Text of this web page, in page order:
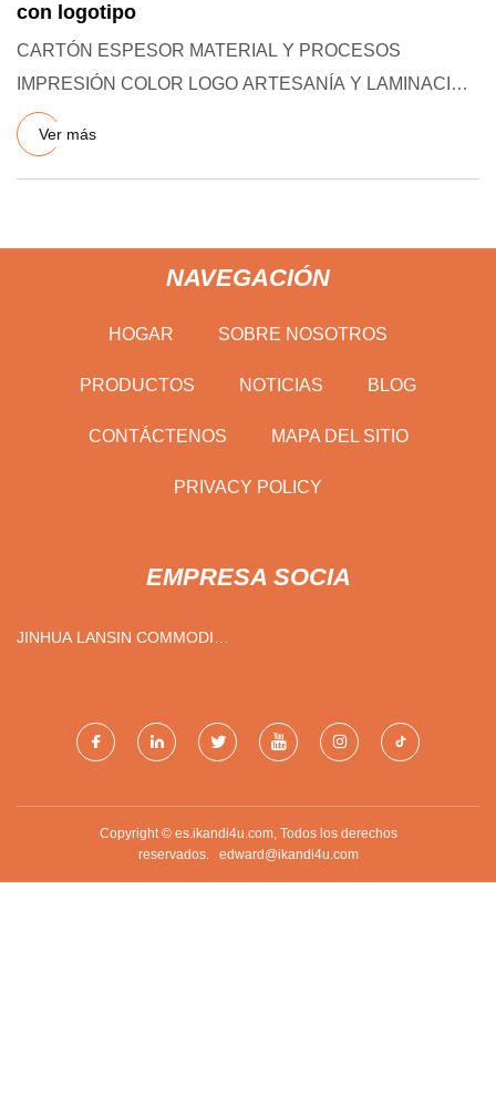
con logotipo
CARTÓN ESPESOR MATERIAL Y PROCESOS
IMPRESIÓN COLOR LOGO ARTESANÍA Y LAMINACIÓN
ACABADO CAJA ESTILO COMÚN: CONTROL DE CAL
Ver más
NAVEGACIÓN
HOGAR SOBRE NOSOTROS
PRODUCTOS NOTICIAS BLOG
CONTÁCTENOS MAPA DEL SITIO
PRIVACY POLICY
EMPRESA SOCIA
JINHUA LANSIN COMMODITY
Copyright © es.ikandi4u.com, Todos los derechos
reservados. edward@ikandi4u.com